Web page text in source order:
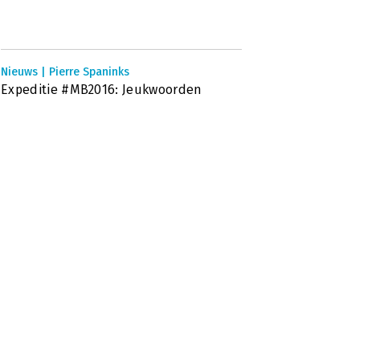
Nieuws | Pierre Spaninks
Expeditie #MB2016: Jeukwoorden